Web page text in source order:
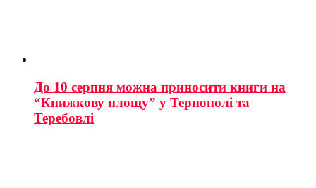
До 10 серпня можна приносити книги на
“Книжкову площу” у Тернополі та
Теребовлі